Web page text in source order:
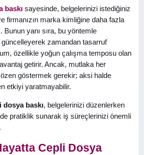
baskı sayesinde, belgelerinizi istediğiniz
firmanızın marka kimliğine daha fazla
Bunun yanı sıra, bu yöntemle
güncelleyerek zamandan tasarruf
özellikle yoğun çalışma temposu olan
getirir. Ancak, mutlaka her
özen göstermek gerekir; aksi halde
etkiyi yaratmayabilir.
dosya baskı, belgelerinizi düzenlerken
pratiklik sunarak iş süreçlerinizi önemli
Cepli Dosya